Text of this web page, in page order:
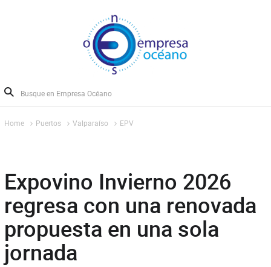
Home Puertos Valparaíso EPV
Expovino Invierno 2026
regresa con una renovada
propuesta en una sola
jornada